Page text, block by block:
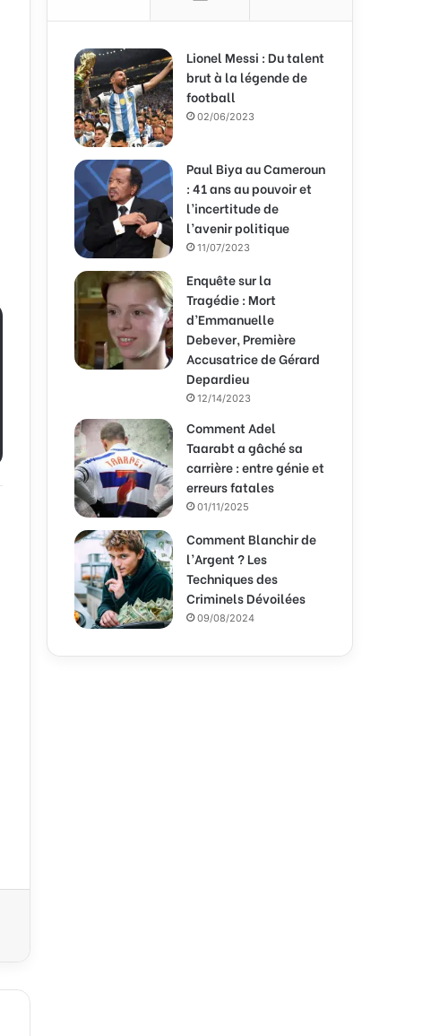
Lionel Messi : Du talent
brut à la légende de
football
02/06/2023
Paul Biya au Cameroun
: 41 ans au pouvoir et
l’incertitude de
l’avenir politique
11/07/2023
Enquête sur la
Tragédie : Mort
d’Emmanuelle
Debever, Première
Accusatrice de Gérard
Depardieu
12/14/2023
Comment Adel
Taarabt a gâché sa
carrière : entre génie et
erreurs fatales
01/11/2025
Comment Blanchir de
l’Argent ? Les
Techniques des
Criminels Dévoilées
09/08/2024